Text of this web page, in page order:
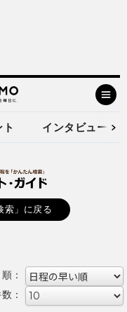
インタビュー
索」に戻る
：
：